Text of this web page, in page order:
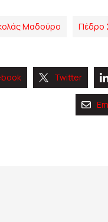
Μαδούρο Πέδρο
Twitter